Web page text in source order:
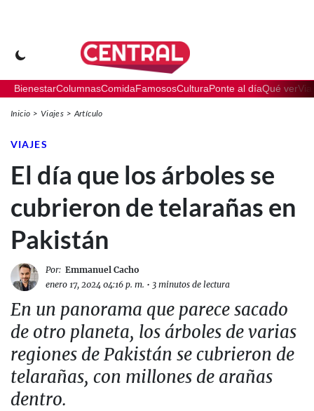
BienestarColumnasComidaFamososCulturaPonte al díaQué ver
Inicio Viajes Artículo
VIAJES
El día que los árboles se
cubrieron de telarañas en
Pakistán
Por: Emmanuel Cacho
enero 17, 2024 04:16 p. m. • 3 minutos de lectura
En un panorama que parece sacado
de otro planeta, los árboles de varias
regiones de Pakistán se cubrieron de
telarañas, con millones de arañas
dentro.